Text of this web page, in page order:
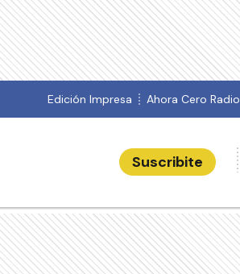
Edición Impresa Ahora Cero Radio
Suscribite